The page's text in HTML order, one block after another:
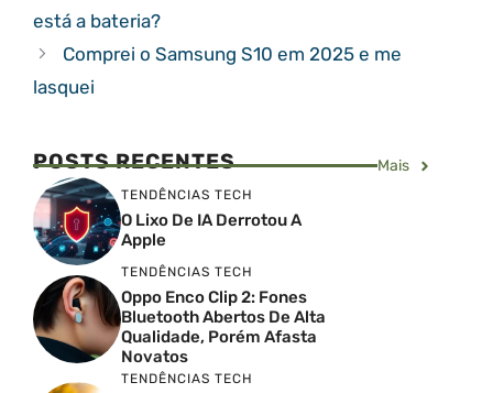
está a bateria?
Comprei o Samsung S10 em 2025 e me
lasquei
POSTS RECENTES Mais
TENDÊNCIAS TECH
O Lixo De IA Derrotou A
Apple
TENDÊNCIAS TECH
Oppo Enco Clip 2: Fones
Bluetooth Abertos De Alta
Qualidade, Porém Afasta
Novatos
TENDÊNCIAS TECH